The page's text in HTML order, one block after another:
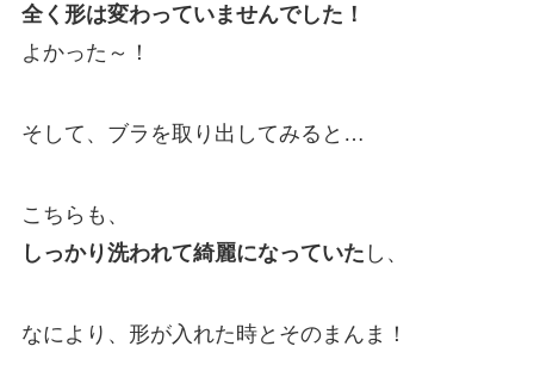
全く形は変わっていませんでした！
よかった～！
そして、ブラを取り出してみると…
こちらも、
しっかり洗われて綺麗になっていた し、
なにより、形が入れた時とそのまんま！